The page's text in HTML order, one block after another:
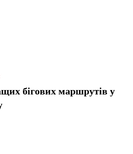
бігових маршрутів у